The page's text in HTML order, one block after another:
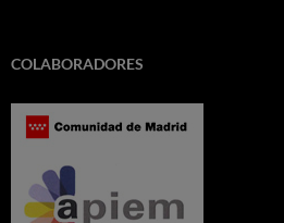
COLABORADORES